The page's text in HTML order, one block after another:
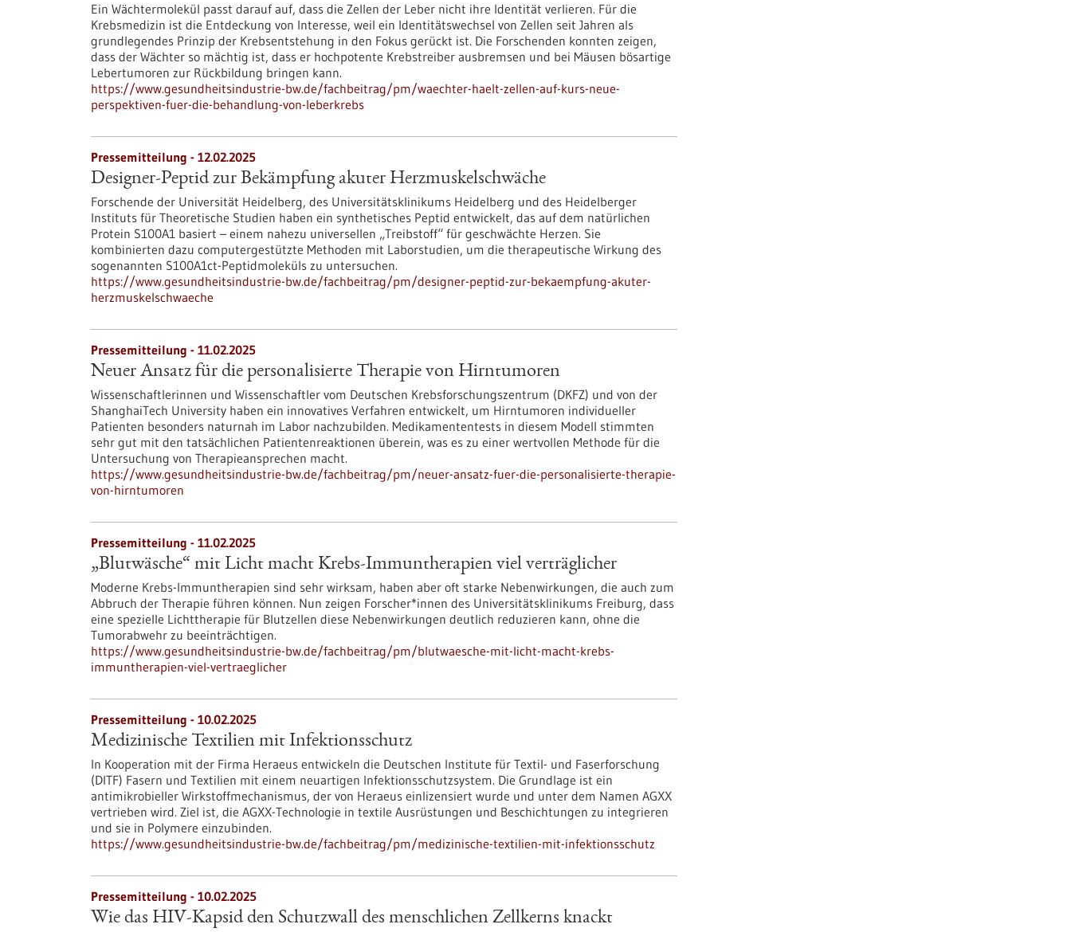
Ein Wächtermolekül passt darauf auf, dass die Zellen der Leber nicht ihre Identität verlieren. Für die
Krebsmedizin ist die Entdeckung von Interesse, weil ein Identitätswechsel von Zellen seit Jahren als
grundlegendes Prinzip der Krebsentstehung in den Fokus gerückt ist. Die Forschenden konnten zeigen,
dass der Wächter so mächtig ist, dass er hochpotente Krebstreiber ausbremsen und bei Mäusen bösartige
Lebertumoren zur Rückbildung bringen kann.
https://www.gesundheitsindustrie-bw.de/fachbeitrag/pm/waechter-haelt-zellen-auf-kurs-neue-
perspektiven-fuer-die-behandlung-von-leberkrebs
Pressemitteilung - 12.02.2025
Designer-Peptid zur Bekämpfung akuter Herzmuskelschwäche
Forschende der Universität Heidelberg, des Universitätsklinikums Heidelberg und des Heidelberger
Instituts für Theoretische Studien haben ein synthetisches Peptid entwickelt, das auf dem natürlichen
Protein S100A1 basiert – einem nahezu universellen „Treibstoff“ für geschwächte Herzen. Sie
kombinierten dazu computergestützte Methoden mit Laborstudien, um die therapeutische Wirkung des
sogenannten S100A1ct-Peptidmoleküls zu untersuchen.
https://www.gesundheitsindustrie-bw.de/fachbeitrag/pm/designer-peptid-zur-bekaempfung-akuter-
herzmuskelschwaeche
Pressemitteilung - 11.02.2025
Neuer Ansatz für die personalisierte Therapie von Hirntumoren
Wissenschaftlerinnen und Wissenschaftler vom Deutschen Krebsforschungszentrum (DKFZ) und von der
ShanghaiTech University haben ein innovatives Verfahren entwickelt, um Hirntumoren individueller
Patienten besonders naturnah im Labor nachzubilden. Medikamententests in diesem Modell stimmten
sehr gut mit den tatsächlichen Patientenreaktionen überein, was es zu einer wertvollen Methode für die
Untersuchung von Therapieansprechen macht.
https://www.gesundheitsindustrie-bw.de/fachbeitrag/pm/neuer-ansatz-fuer-die-personalisierte-therapie-
von-hirntumoren
Pressemitteilung - 11.02.2025
„Blutwäsche“ mit Licht macht Krebs-Immuntherapien viel verträglicher
Moderne Krebs-Immuntherapien sind sehr wirksam, haben aber oft starke Nebenwirkungen, die auch zum
Abbruch der Therapie führen können. Nun zeigen Forscher*innen des Universitätsklinikums Freiburg, dass
eine spezielle Lichttherapie für Blutzellen diese Nebenwirkungen deutlich reduzieren kann, ohne die
Tumorabwehr zu beeinträchtigen.
https://www.gesundheitsindustrie-bw.de/fachbeitrag/pm/blutwaesche-mit-licht-macht-krebs-
immuntherapien-viel-vertraeglicher
Pressemitteilung - 10.02.2025
Medizinische Textilien mit Infektionsschutz
In Kooperation mit der Firma Heraeus entwickeln die Deutschen Institute für Textil- und Faserforschung
(DITF) Fasern und Textilien mit einem neuartigen Infektionsschutzsystem. Die Grundlage ist ein
antimikrobieller Wirkstoffmechanismus, der von Heraeus einlizensiert wurde und unter dem Namen AGXX
vertrieben wird. Ziel ist, die AGXX-Technologie in textile Ausrüstungen und Beschichtungen zu integrieren
und sie in Polymere einzubinden.
https://www.gesundheitsindustrie-bw.de/fachbeitrag/pm/medizinische-textilien-mit-infektionsschutz
Pressemitteilung - 10.02.2025
Wie das HIV-Kapsid den Schutzwall des menschlichen Zellkerns knackt